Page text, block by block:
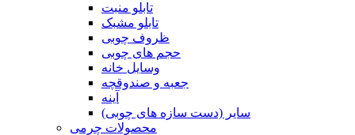
تابلو منبت
تابلو مشبک
ظروف چوبی
حجم های چوبی
وسایل خانه
جعبه و صندوقچه
آینه
سایر (دست سازه های چوبی)
محصولات چرمی